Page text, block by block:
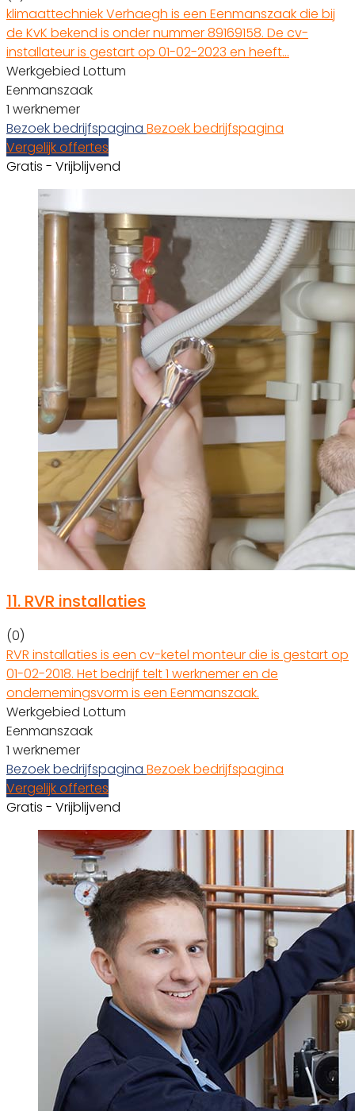
klimaattechniek Verhaegh is een Eenmanszaak die bij
de KvK bekend is onder nummer 89169158. De cv-
installateur is gestart op 01-02-2023 en heeft…
Werkgebied Lottum
Eenmanszaak
1 werknemer
Bezoek bedrijfspagina Bezoek bedrijfspagina
Vergelijk offertes
Gratis - Vrijblijvend
11. RVR installaties
(0)
RVR installaties is een cv-ketel monteur die is gestart op
01-02-2018. Het bedrijf telt 1 werknemer en de
ondernemingsvorm is een Eenmanszaak.
Werkgebied Lottum
Eenmanszaak
1 werknemer
Bezoek bedrijfspagina Bezoek bedrijfspagina
Vergelijk offertes
Gratis - Vrijblijvend